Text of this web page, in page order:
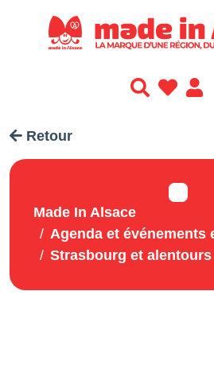
Retour
Made In Alsace
Agenda et événements
Strasbourg et alentours